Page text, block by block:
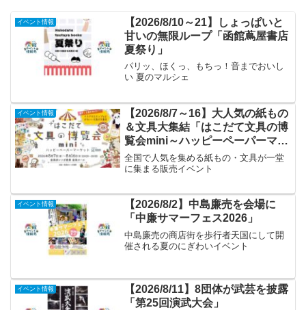
イベント情報
【2026/8/10～21】しょっぱいと
甘いの無限ループ「函館蔦屋書店
夏祭り」
パリッ、ほくっ、もちっ！音までおいし
い 夏のマルシェ
イベント情報
【2026/8/7～16】大人気の紙もの
＆文具大集結「はこだて文具の博
覧会mini～ハッピーペーパーマー
ケット～」
全国で人気を集める紙もの・文具が一堂
に集まる販売イベント
イベント情報
【2026/8/2】中島廉売を会場に
「中廉サマーフェス2026」
中島廉売の商店街を歩行者天国にして開
催される夏のにぎわいイベント
イベント情報
【2026/8/11】8団体が武芸を披露
「第25回演武大会」